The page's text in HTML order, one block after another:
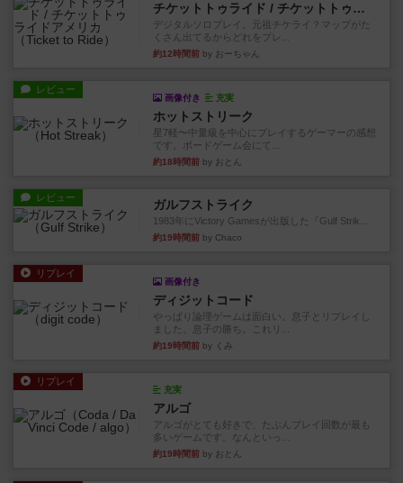
チケットトゥライド / チケットトゥライドアメリカ
デジタルソロプレイ。元祖チケライ？マップがた
くさん出てるからどれをプレ...
約12時間前 by おーちゃん
レビュー
画像付き 充実
ホットストリーク
星7軽〜中量級を中心にプレイするゲーマーの感想
です。ボードゲーム会にて...
約18時間前 by おとん
レビュー ガルフストライク
1983年にVictory Gamesが出版した『Gulf Strik...
約19時間前 by Chaco
リプレイ
画像付き
ディジットコード
やっぱり論理ゲームは面白い。息子とリプレイし
ました。息子の勝ち。これリ...
約19時間前 by くみ
リプレイ
充実
アルゴ
アルゴがとても好きで、たぶんプレイ回数が最も
多いゲームです。なんといっ...
約19時間前 by おとん